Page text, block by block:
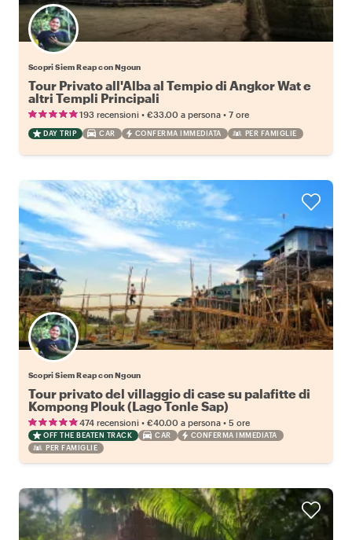
Scopri Siem Reap con Ngoun
Tour Privato all'Alba al Tempio di Angkor Wat e
altri Templi Principali
193 recensioni • €33.00 a persona • 7 ore
DAY TRIP CAR CONFERMA IMMEDIATA PER FAMIGLIE
Scopri Siem Reap con Ngoun
Tour privato del villaggio di case su palafitte di
Kompong Plouk (Lago Tonle Sap)
474 recensioni • €40.00 a persona • 5 ore
OFF THE BEATEN TRACK CAR
CONFERMA IMMEDIATA
PER FAMIGLIE